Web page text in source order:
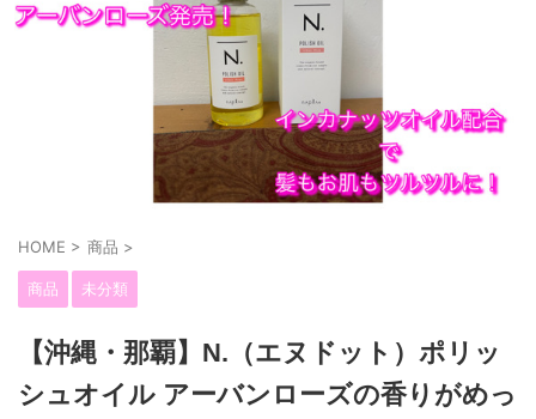
HOME > 商品 >
商品 未分類
【沖縄・那覇】N.（エヌドット）ポリッ
シュオイル アーバンローズの香りがめっ